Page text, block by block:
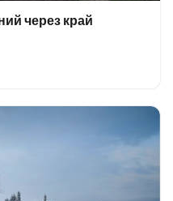
через край